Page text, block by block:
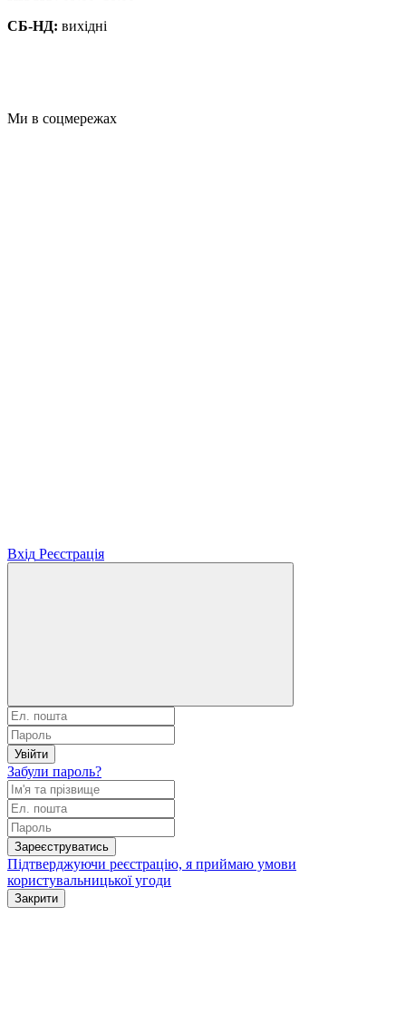
СБ-НД: вихідні
Ми в соцмережах
Вхід Реєстрація
Увійти
Забули пароль?
Зареєструватись
Підтверджуючи реєстрацію, я приймаю умови
користувальницької угоди
Закрити